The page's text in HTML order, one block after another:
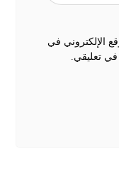
الإلكتروني في
في تعليقي.